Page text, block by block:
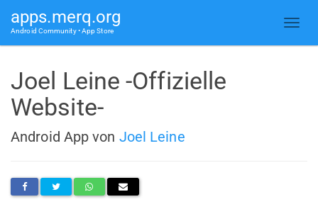
apps.merq.org
Android Community • App Store
Joel Leine -Offizielle
Website-
Android App von Joel Leine